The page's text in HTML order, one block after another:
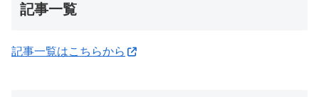
記事一覧
記事一覧はこちらから